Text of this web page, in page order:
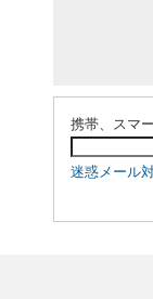
携帯、スマ
迷惑メール